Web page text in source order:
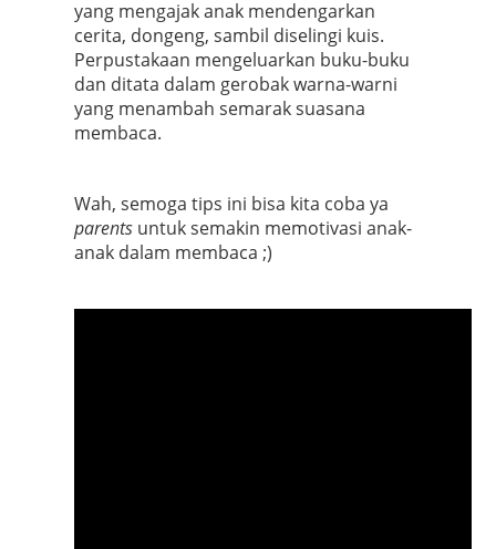
yang mengajak anak mendengarkan
cerita, dongeng, sambil diselingi kuis.
Perpustakaan mengeluarkan buku-buku
dan ditata dalam gerobak warna-warni
yang menambah semarak suasana
membaca.
Wah, semoga tips ini bisa kita coba ya
parents untuk semakin memotivasi anak-
anak dalam membaca ;)